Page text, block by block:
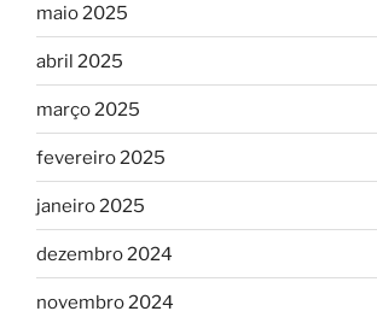
maio 2025
abril 2025
março 2025
fevereiro 2025
janeiro 2025
dezembro 2024
novembro 2024